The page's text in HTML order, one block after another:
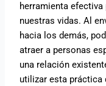
herramienta
nuestras vidas. Al
hacia los demás,
atraer a personas
una relación
utilizar esta práctica